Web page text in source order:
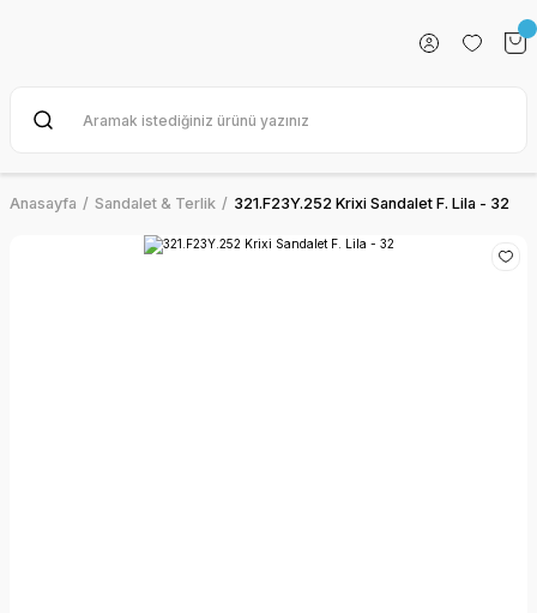
Anasayfa Sandalet & Terlik 321.F23Y.252 Krixi Sandalet F. Lila - 32